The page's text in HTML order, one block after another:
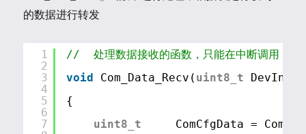
的数据进行转发
1
2
3
4
5
6
7
//  处理数据接收的函数，只能在中断调用
void
Com_Data_Recv( uint8_t
{
uint8_t
ComCfgData =